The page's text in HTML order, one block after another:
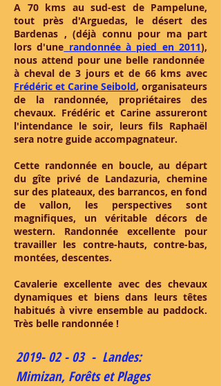
2019- 02 - 03- Landes:
Mimizan, Forêts et Plages
A 70 kms au sud-est de Pampelune,
tout près d'Arguedas, le désert des
Bardenas , (déjà connu pour ma part
lors d'une randonnée à pied en 2011),
nous attend pour une belle randonnée
à cheval de 3 jours et de 66 kms avec
Frédéric et Carine Seibold, organisateurs
de la randonnée, propriétaires des
chevaux. Frédéric et Carine assureront
l'intendance le soir, leurs fils Raphaël
sera notre guide accompagnateur.
Cette randonnée en boucle, au départ
du gîte privé de Landazuria, chemine
sur des plateaux, des barrancos, en fond
de vallon, les perspectives sont
magnifiques, un véritable décors de
western. Randonnée excellente pour
travailler les contre-hauts, contre-bas,
montées, descentes.
Cavalerie excellente avec des chevaux
dynamiques et biens dans leurs têtes
habitués à vivre ensemble au paddock.
Très belle randonnée !